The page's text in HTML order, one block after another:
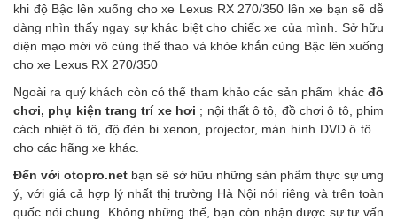
khi độ Bậc lên xuống cho xe Lexus RX 270/350 lên xe bạn sẽ dễ
dàng nhìn thấy ngay sự khác biệt cho chiếc xe của mình. Sở hữu
diện mạo mới vô cùng thể thao và khỏe khắn cùng Bậc lên xuống
cho xe Lexus RX 270/350
Ngoài ra quý khách còn có thể tham khảo các sản phẩm khácđồ
chơi, phụ kiện trang trí xe hơi ; nội thất ô tô đồ chơi ô tô, phim
cách nhiệt ô tô độ đèn bi xenon, projector, màn hình DVD ô tô
cho các hãng xe khác.
Đến với otopro.net bạn sẽ sở hữu những sản phẩm thực sự ưng
ý, với giá cả hợp lý nhất thị trường Hà Nội nói riêng và trên toàn
quốc nói chung. Không những thế, bạn còn nhận được sự tư vấn